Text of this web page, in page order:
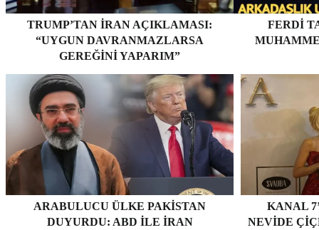
TRUMP’TAN İRAN AÇIKLAMASI:
“UYGUN DAVRANMAZLARSA
GEREĞINI YAPARIM”
FERDI
ARABULUCU ÜLKE PAKISTAN
DUYURDU: ABD ILE İRAN
KANAL
NEVİDE